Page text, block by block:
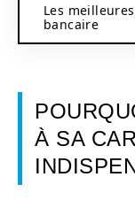
Les
bancaire
À SA